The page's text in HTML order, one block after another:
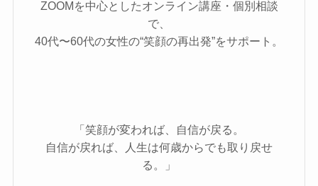
ZOOMを中心としたオンライン講座・個別相談
で、
40代〜60代の女性の“笑顔の再出発”をサポート。
「笑顔が変われば、自信が戻る。
自信が戻れば、人生は何歳からでも取り戻せ
る。」